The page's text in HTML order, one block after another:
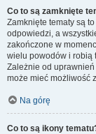
Co to są zamknięte
Zamknięte tematy są
odpowiedzi, a
zakończone w
wielu powodów i robią
Zależnie od
może mieć możliwość
Na górę
Co to są ikony